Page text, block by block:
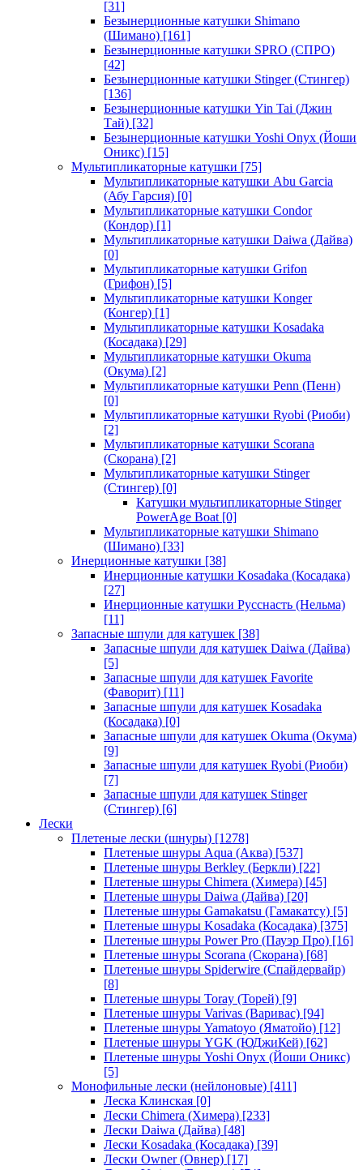
[31]
Безынерционные катушки Shimano
(Шимано) [161]
Безынерционные катушки SPRO (СПРО)
[42]
Безынерционные катушки Stinger (Стингер)
[136]
Безынерционные катушки Yin Tai (Джин
Тай) [32]
Безынерционные катушки Yoshi Onyx (Йоши
Оникс) [15]
Мультипликаторные катушки [75]
Мультипликаторные катушки Abu Garcia
(Абу Гарсия) [0]
Мультипликаторные катушки Condor
(Кондор) [1]
Мультипликаторные катушки Daiwa (Дайва)
[0]
Мультипликаторные катушки Grifon
(Грифон) [5]
Мультипликаторные катушки Konger
(Конгер) [1]
Мультипликаторные катушки Kosadaka
(Косадака) [29]
Мультипликаторные катушки Okuma
(Окума) [2]
Мультипликаторные катушки Penn (Пенн)
[0]
Мультипликаторные катушки Ryobi (Риоби)
[2]
Мультипликаторные катушки Scorana
(Скорана) [2]
Мультипликаторные катушки Stinger
(Стингер) [0]
Катушки мультипликаторные Stinger
PowerAge Boat [0]
Мультипликаторные катушки Shimano
(Шимано) [33]
Инерционные катушки [38]
Инерционные катушки Kosadaka (Косадака)
[27]
Инерционные катушки Русснасть (Нельма)
[11]
Запасные шпули для катушек [38]
Запасные шпули для катушек Daiwa (Дайва)
[5]
Запасные шпули для катушек Favorite
(Фаворит) [11]
Запасные шпули для катушек Kosadaka
(Косадака) [0]
Запасные шпули для катушек Okuma (Окума)
[9]
Запасные шпули для катушек Ryobi (Риоби)
[7]
Запасные шпули для катушек Stinger
(Стингер) [6]
Лески
Плетеные лески (шнуры) [1278]
Плетеные шнуры Aqua (Аква) [537]
Плетеные шнуры Berkley (Беркли) [22]
Плетеные шнуры Chimera (Химера) [45]
Плетеные шнуры Daiwa (Дайва) [20]
Плетеные шнуры Gamakatsu (Гамакатсу) [5]
Плетеные шнуры Kosadaka (Косадака) [375]
Плетеные шнуры Power Pro (Пауэр Про) [16]
Плетеные шнуры Scorana (Скорана) [68]
Плетеные шнуры Spiderwire (Спайдервайр)
[8]
Плетеные шнуры Toray (Торей) [9]
Плетеные шнуры Varivas (Варивас) [94]
Плетеные шнуры Yamatoyo (Яматойо) [12]
Плетеные шнуры YGK (ЮДжиКей) [62]
Плетеные шнуры Yoshi Onyx (Йоши Оникс)
[5]
Монофильные лески (нейлоновые) [411]
Леска Клинская [0]
Лески Chimera (Химера) [233]
Лески Daiwa (Дайва) [48]
Лески Kosadaka (Косадака) [39]
Лески Owner (Овнер) [17]